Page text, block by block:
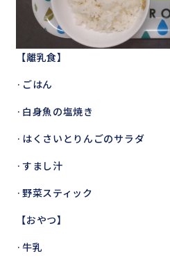
【離乳食】
·ごはん
·白身魚の塩焼き
·はくさいとりんごのサラダ
·すまし汁
·野菜スティック
【おやつ】
·牛乳